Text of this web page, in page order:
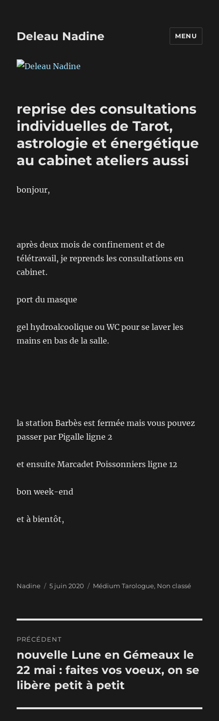
Deleau Nadine MENU
reprise des consultations
individuelles de Tarot,
astrologie et énergétique
au cabinet ateliers aussi
bonjour,
après deux mois de confinement et de
télétravail, je reprends les consultations en
cabinet.
port du masque
gel hydroalcoolique ou WC pour se laver les
mains en bas de la salle.
la station Barbès est fermée mais vous pouvez
passer par Pigalle ligne 2
et ensuite Marcadet Poissonniers ligne 12
bon week-end
et à bientôt,
Auteur
Nadine
Publié
5 juin 2020 Catégories
Médium Tarologue, Non classé
de
l’article
PRÉCÉDENT
Publication
précédente :
nouvelle Lune en Gémeaux le
22 mai : faites vos voeux, on se
libère petit à petit